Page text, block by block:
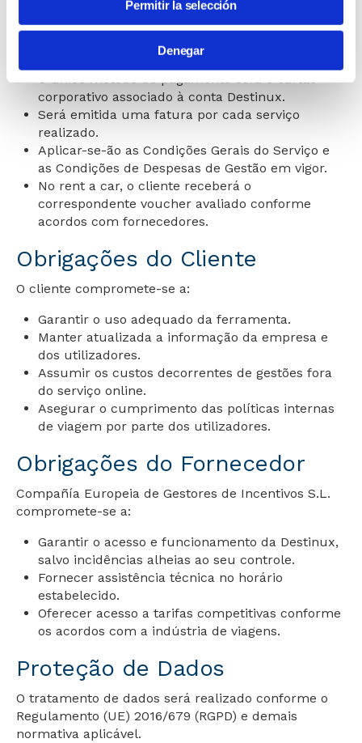
Permitir la selección
Denegar
Todos os montantes são entendidos sem IVA.
Operativa e Faturação
O único método de pagamento será o cartão
corporativo associado à conta Destinux.
Será emitida uma fatura por cada serviço
realizado.
Aplicar-se-ão as Condições Gerais do Serviço e
as Condições de Despesas de Gestão em vigor.
No rent a car, o cliente receberá o
correspondente voucher avaliado conforme
acordos com fornecedores.
Obrigações do Cliente
O cliente compromete-se a:
Garantir o uso adequado da ferramenta.
Manter atualizada a informação da empresa e
dos utilizadores.
Assumir os custos decorrentes de gestões fora
do serviço online.
Asegurar o cumprimento das políticas internas
de viagem por parte dos utilizadores.
Obrigações do Fornecedor
Compañía Europeia de Gestores de Incentivos S.L.
compromete-se a:
Garantir o acesso e funcionamento da Destinux,
salvo incidências alheias ao seu controle.
Fornecer assistência técnica no horário
estabelecido.
Oferecer acesso a tarifas competitivas conforme
os acordos com a indústria de viagens.
Proteção de Dados
O tratamento de dados será realizado conforme o
Regulamento (UE) 2016/679 (RGPD) e demais
normativa aplicável.